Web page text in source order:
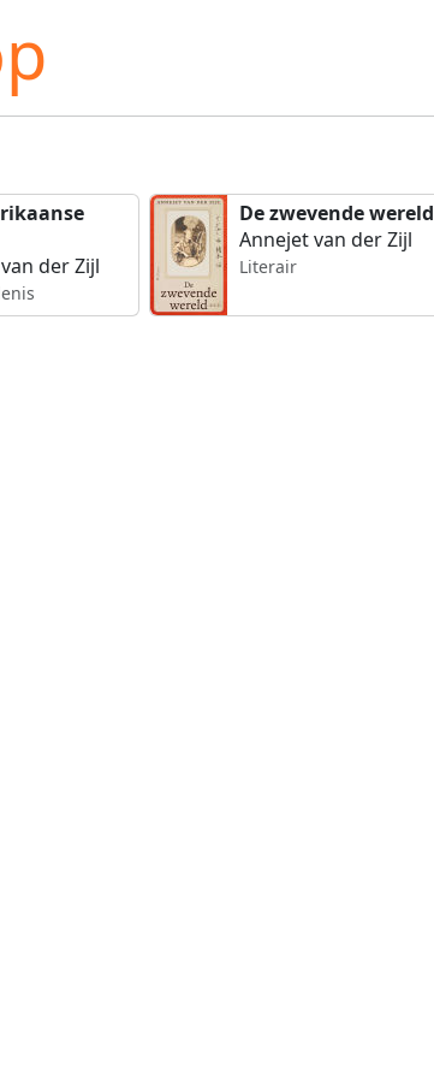
der Zijl
De zwevende wereld
Annejet van der Zijl
Literair